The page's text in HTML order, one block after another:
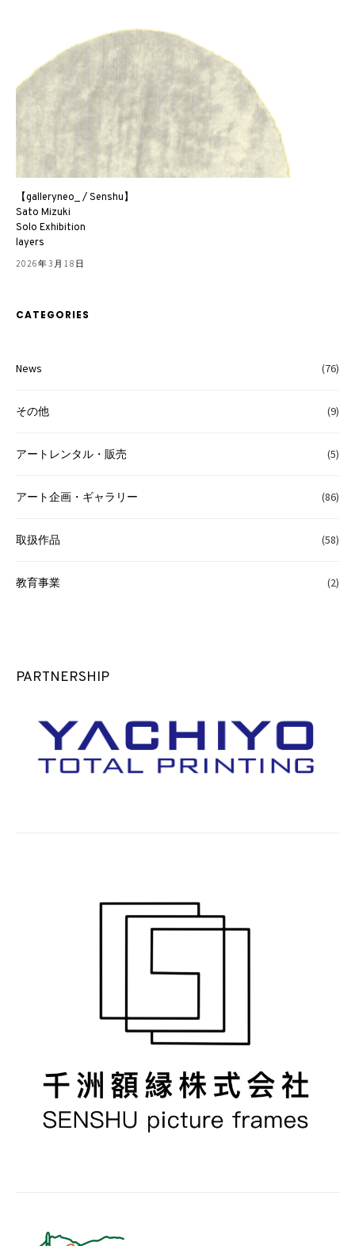
【galleryneo_ / Senshu】
Sato Mizuki
Solo Exhibition
layers
2026年3月18日
CATEGORIES
News (76)
その他 (9)
アートレンタル・販売 (5)
アート企画・ギャラリー (86)
取扱作品 (58)
教育事業 (2)
PARTNERSHIP